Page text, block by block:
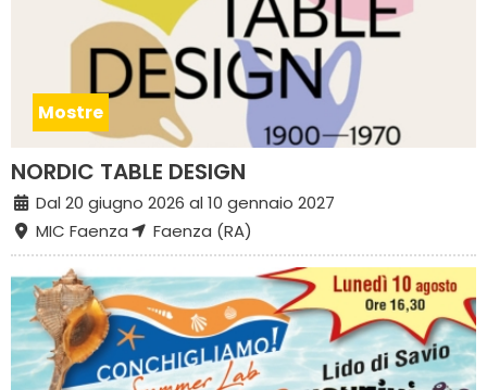
Mostre
NORDIC TABLE DESIGN
Dal 20 giugno 2026 al 10 gennaio 2027
MIC Faenza
Faenza (RA)